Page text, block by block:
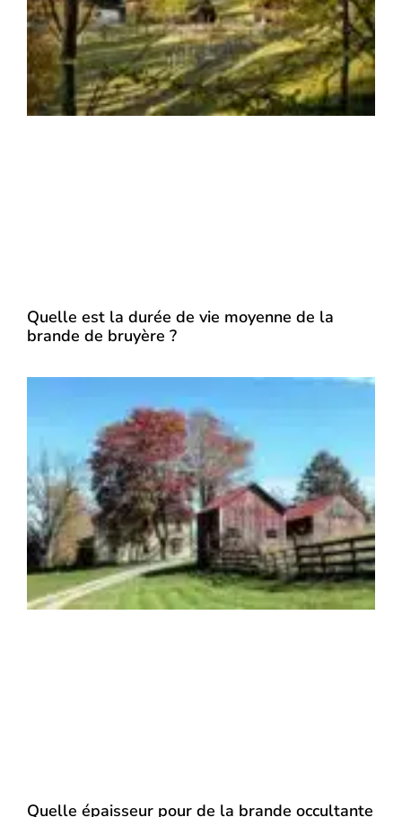
Quelle est la durée de vie moyenne de la
brande de bruyère ?
Quelle épaisseur pour de la brande occultante